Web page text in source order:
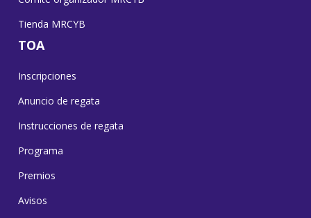
Tienda MRCYB
TOA
Inscripciones
Anuncio de regata
Instrucciones de regata
Programa
Premios
Avisos